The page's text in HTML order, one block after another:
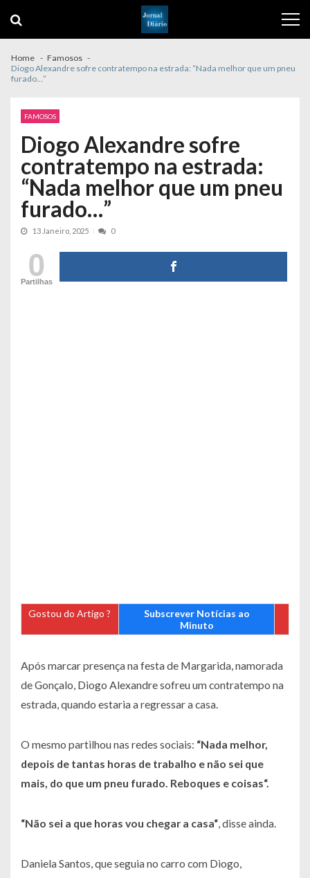
navigation
content
Home
Famosos
Diogo Alexandre sofre contratempo na estrada: “Nada melhor que um pneu
furado…”
FAMOSOS
Diogo Alexandre sofre
contratempo na estrada:
“Nada melhor que um pneu
furado…”
13 Janeiro, 2025 0
0
Partilhas
Gostou do Artigo ?
Subscrever Notícias ao
Minuto
Após marcar presença na festa de Margarida, namorada
de Gonçalo, Diogo Alexandre sofreu um contratempo na
estrada, quando estaria a regressar a casa.
O mesmo partilhou nas redes sociais: “Nada melhor,
depois de tantas horas de trabalho e não sei que
mais, do que um pneu furado. Reboques e coisas“.
“Não sei a que horas vou chegar a casa“, disse ainda.
Daniela Santos, que seguia no carro com Diogo,